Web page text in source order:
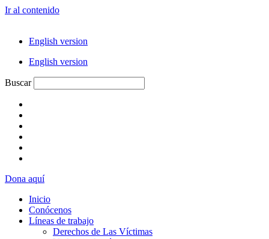
Ir al contenido
English version
English version
Buscar
Dona aquí
Inicio
Conócenos
Líneas de trabajo
Derechos de Las Víctimas